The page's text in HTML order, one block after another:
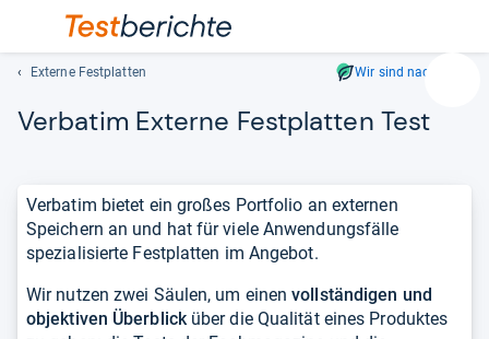
Geben
Externe Festplatten Wir sind nachhaltig
Ver­ba­tim Externe Fest­plat­ten Test
Verbatim bietet ein großes Portfolio an externen
Speichern an und hat für viele Anwendungsfälle
spezialisierte Festplatten im Angebot.
Wir nutzen zwei Säulen, um einenvollständigen und
objektiven Überblicküber die Qualität eines Produktes